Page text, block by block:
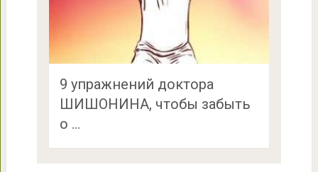
9 упражнений доктора
ШИШОНИНА, чтобы забыть
о …